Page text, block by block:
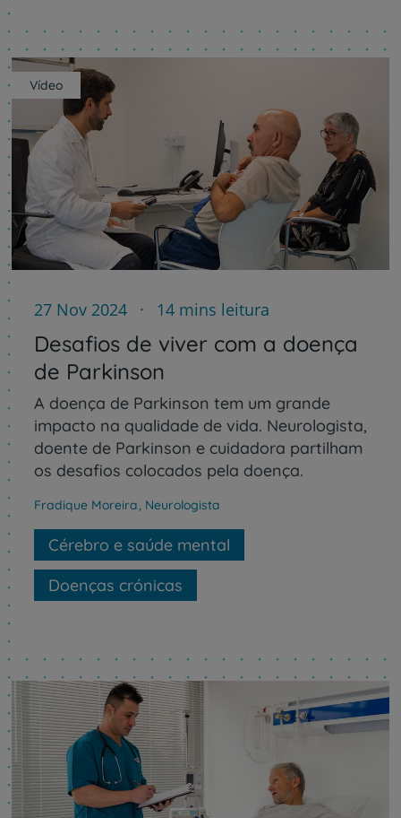
Vídeo
27 Nov 2024 14 mins leitura
Desafios de viver com a doença
de Parkinson
A doença de Parkinson tem um grande
impacto na qualidade de vida. Neurologista,
doente de Parkinson e cuidadora partilham
os desafios colocados pela doença.
Fradique Moreira, Neurologista
Cérebro e saúde mental
Doenças crónicas